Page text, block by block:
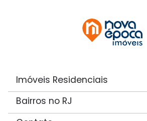
Imóveis Residenciais
Bairros no RJ